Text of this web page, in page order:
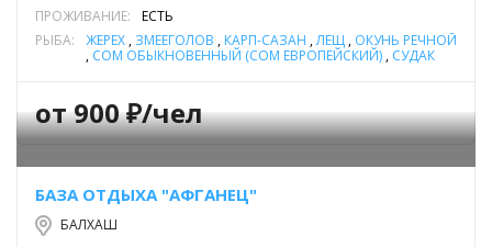
ПРОЖИВАНИЕ:
ЕСТЬ
РЫБА:
ЖЕРЕХ , ЗМЕЕГОЛОВ , КАРП-САЗАН ,ЛЕЩ , ОКУНЬ РЕЧНОЙ
, СОМ ОБЫКНОВЕННЫЙ (СОМ ЕВРОПЕЙСКИЙ) , СУДАК
от 900 ₽/чел
БАЗА ОТДЫХА "АФГАНЕЦ"
БАЛХАШ